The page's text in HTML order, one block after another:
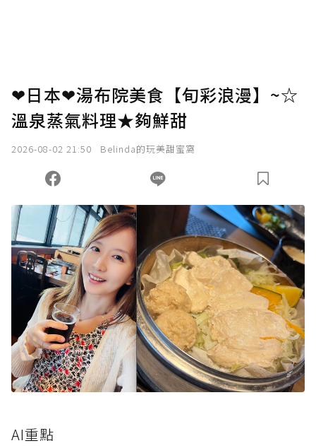
❤日本❤湯布院美食【旬彩浪漫】~☆
溫泉蒸氣料理★夠鮮甜
2026-08-02 21:50 Belinda的玩美甜蜜窩
AI重點